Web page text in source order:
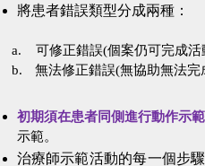
將患者錯誤類型分成兩種：
可修正錯誤(個案仍可完成活
無法修正錯誤(無協助無法完
初期須在患者同側進行動作示
示範。
治療師示範活動的每一個步驟